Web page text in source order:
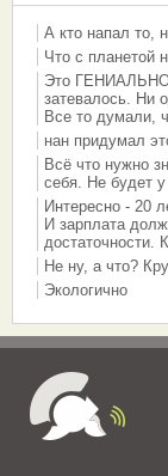
А кто напал то,
Что с планетой
Это ГЕНИАЛЬНО
затевалось. Ни
Все то думали,
нан придумал
Всё что нужно
себя. Не будет
Интересно - 20
И зарплата
достаточности.
Не ну, а что?
Экологично